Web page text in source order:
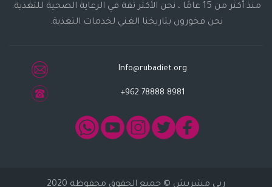
منذ أكثر من 15 عامًا ، نحن الأكثر ثقة في الرعاية الصحية للتغذية.
نحن فخورون بتاريخنا الغني لخدمات التغذية.
Info@rubadiet.org
+962 78888 8981
ربى مشربش © جميع الحقوق محفوظة 2020